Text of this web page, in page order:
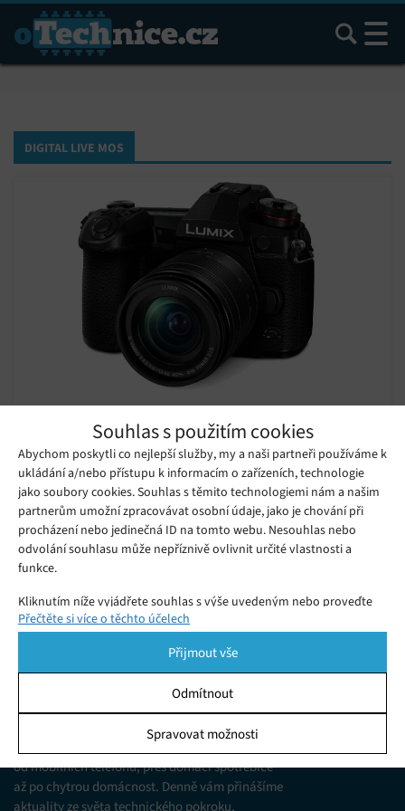
Souhlas s použitím cookies
Abychom poskytli co nejlepší služby, my a naši partneři používáme k
ukládání a/nebo přístupu k informacím o zařízeních, technologie
jako soubory cookies. Souhlas s těmito technologiemi nám a našim
partnerům umožní zpracovávat osobní údaje, jako je chování při
procházení nebo jedinečná ID na tomto webu. Nesouhlas nebo
odvolání souhlasu může nepříznivě ovlivnit určité vlastnosti a
funkce.
Kliknutím níže vyjádřete souhlas s výše uvedeným nebo proveďte
podrobnější rozhodnutí. Vaše volby budou použity pouze na tomto
pomocí přepínačů v Zásadách cookies nebo kliknutím na tlačítko
Spravovat souhlas ve spodní části obrazovky.
Ukládání a/nebo přístup k informacím v zařízení, Porozumění
publiku prostřednictvím statistik nebo kombinací údajů z
různých zdrojů.
Přečtěte si více o těchto účelech
Přijmout vše
Odmítnout
Spravovat možnosti
Hledat
DIGITAL LIVE MOS
rozlišení až 80 megapixelů
Středa 08. 11. 2017 Redakce
Společnost Panasonic se ve svém rozsáhlém portfoliu zabývá
řadou odvětví.
Jsme web zajímající se o technologické novinky
od mobilních telefonů, přes domácí spotřebiče
až po chytrou domácnost. Denně vám přinášíme
aktuality ze světa technického pokroku,